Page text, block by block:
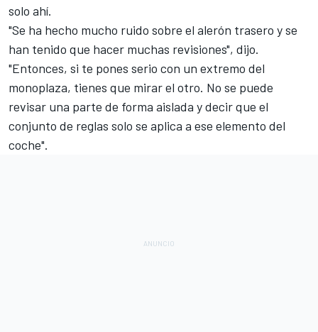
solo ahí.
"Se ha hecho mucho ruido sobre el alerón trasero y se
han tenido que hacer muchas revisiones", dijo.
"Entonces, si te pones serio con un extremo del
monoplaza, tienes que mirar el otro. No se puede
revisar una parte de forma aislada y decir que el
conjunto de reglas solo se aplica a ese elemento del
coche".